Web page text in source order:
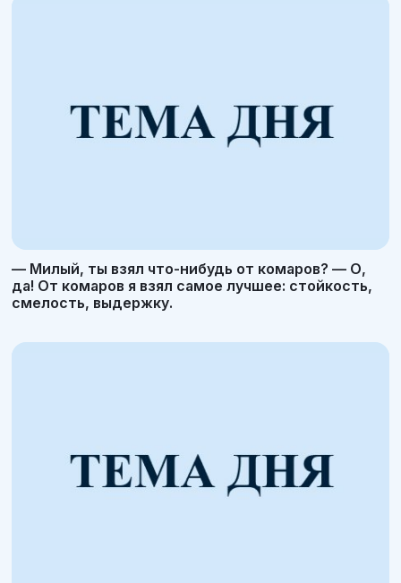
— Милый, ты взял что-нибудь от комаров? — О,
да! От комаров я взял самое лучшее: стойкость,
смелость, выдержку.